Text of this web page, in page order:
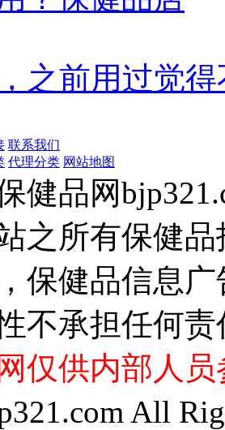
之前用过觉
联系我们
代理分类 网站地图
健品网
之所有保健
保健品信息
不承担任何责
仅供内部人
All